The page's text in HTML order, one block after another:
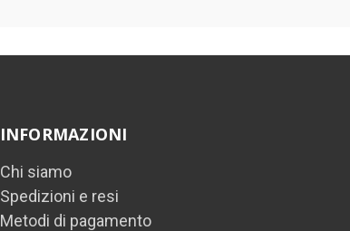
INFORMAZIONI
Chi siamo
Spedizioni e resi
Metodi di pagamento